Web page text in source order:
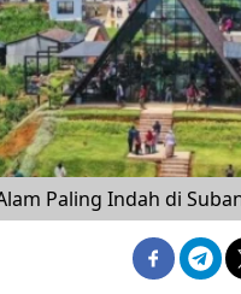
Paling Indah di